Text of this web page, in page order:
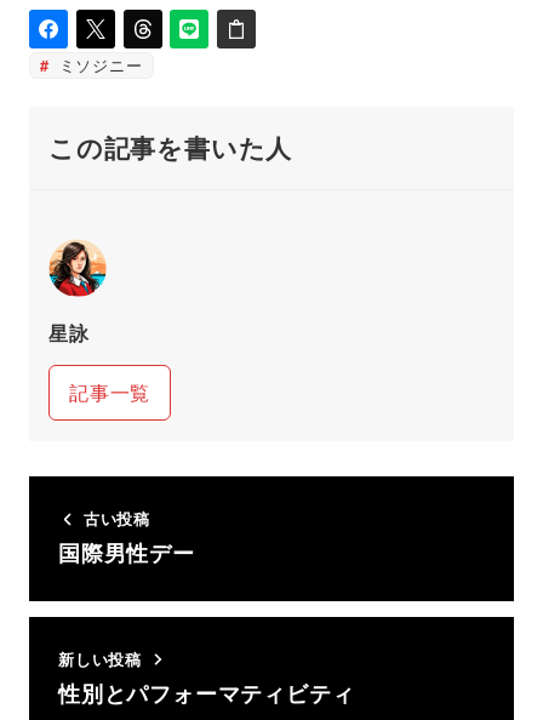
ミソジニー
この記事を書いた人
星詠
記事一覧
古い投稿
国際男性デー
新しい投稿
性別とパフォーマティビティ